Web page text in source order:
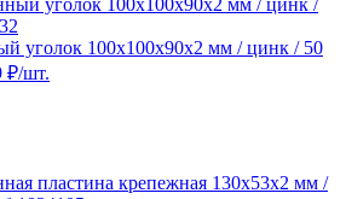
уголок 100х100х90х2 мм / цинк / 50
₽/шт.